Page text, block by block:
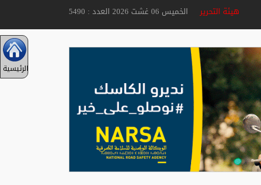
هيئة التحريرالخميس 06 غشت 2026 العدد : 5490
الرئيسية